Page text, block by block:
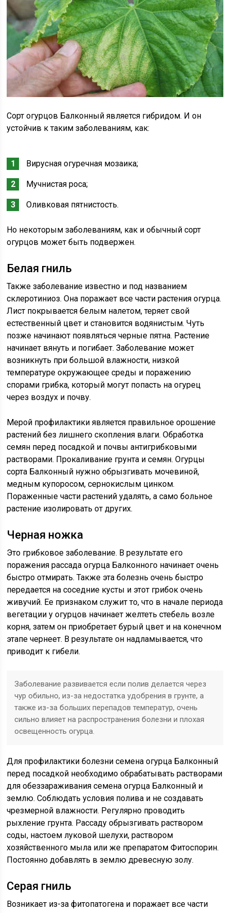
Сорт огурцов Балконный является гибридом. И он
устойчив к таким заболеваниям, как:
Вирусная огуречная мозаика;
Мучнистая роса;
Оливковая пятнистость.
Но некоторым заболеваниям, как и обычный сорт
огурцов может быть подвержен.
Белая гниль
Также заболевание известно и под названием
склеротиниоз. Она поражает все части растения огурца.
Лист покрывается белым налетом, теряет свой
естественный цвет и становится водянистым. Чуть
позже начинают появляться черные пятна. Растение
начинает вянуть и погибает. Заболевание может
возникнуть при большой влажности, низкой
температуре окружающее среды и поражению
спорами грибка, который могут попасть на огурец
через воздух и почву.
Мерой профилактики является правильное орошение
растений без лишнего скопления влаги. Обработка
семян перед посадкой и почвы антигрибковыми
растворами. Прокаливание грунта и семян. Огурцы
сорта Балконный нужно обрызгивать мочевиной,
медным купоросом, сернокислым цинком.
Пораженные части растений удалять, а само больное
растение изолировать от других.
Черная ножка
Это грибковое заболевание. В результате его
поражения рассада огурца Балконного начинает очень
быстро отмирать. Также эта болезнь очень быстро
передается на соседние кусты и этот грибок очень
живучий. Ее признаком служит то, что в начале периода
вегетации у огурцов начинает желтеть стебель возле
корня, затем он приобретает бурый цвет и на конечном
этапе чернеет. В результате он надламывается, что
приводит к гибели.
Заболевание развивается если полив делается через
чур обильно, из-за недостатка удобрения в грунте, а
также из-за больших перепадов температур, очень
сильно влияет на распространения болезни и плохая
освещенность огурца.
Для профилактики болезни семена огурца Балконный
перед посадкой необходимо обрабатывать растворами
для обеззараживания семена огурца Балконный и
землю. Соблюдать условия полива и не создавать
чрезмерной влажности. Регулярно проводить
рыхление грунта. Рассаду обрызгивать раствором
соды, настоем луковой шелухи, раствором
хозяйственного мыла или же препаратом Фитоспорин.
Постоянно добавлять в землю древесную золу.
Серая гниль
Возникает из-за фитопатогена и поражает все части